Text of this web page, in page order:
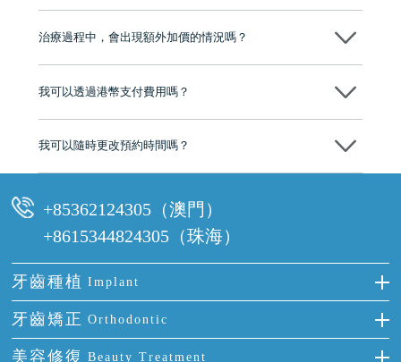
至今已服務超過三十個國家和地區的顧客，受到粵港澳大灣區及周邊城
市市民極高的口碑評價及信任推薦 珠海、深圳設有八大分院，香港亦設
有咨詢及服務保障中心，有任何問題都可以隨時預約免費咨詢，讓人十
治療過程中，會出現額外加價的情況嗎？
我可以透過港幣支付費用嗎？
我可以隨時更改預約時間嗎？
可以，請盡早通過wechat或whatsapp聯絡我們，告知我們你原本預約的
+85362124305（澳門）
+8615344824305（珠海）
牙齒種植 Implant
種牙
單顆牙缺失
牙齒矯正 Orthodontic
隱形箍牙
美容修復 Beauty Treatment